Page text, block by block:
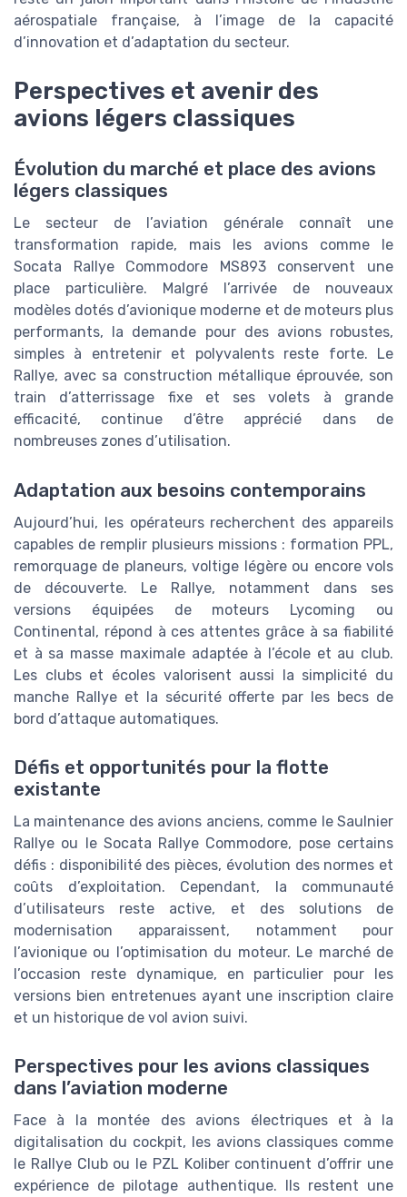
aérospatiale française, à l’image de la capacité
d’innovation et d’adaptation du secteur.
Perspectives et avenir des
avions légers classiques
Évolution du marché et place des avions
légers classiques
Le secteur de l’aviation générale connaît une
transformation rapide, mais les avions comme le
Socata Rallye Commodore MS893 conservent une
place particulière. Malgré l’arrivée de nouveaux
modèles dotés d’avionique moderne et de moteurs plus
performants, la demande pour des avions robustes,
simples à entretenir et polyvalents reste forte. Le
Rallye, avec sa construction métallique éprouvée, son
train d’atterrissage fixe et ses volets à grande
efficacité, continue d’être apprécié dans de
nombreuses zones d’utilisation.
Adaptation aux besoins contemporains
Aujourd’hui, les opérateurs recherchent des appareils
capables de remplir plusieurs missions : formation PPL,
remorquage de planeurs, voltige légère ou encore vols
de découverte. Le Rallye, notamment dans ses
versions équipées de moteurs Lycoming ou
Continental, répond à ces attentes grâce à sa fiabilité
et à sa masse maximale adaptée à l’école et au club.
Les clubs et écoles valorisent aussi la simplicité du
manche Rallye et la sécurité offerte par les becs de
bord d’attaque automatiques.
Défis et opportunités pour la flotte
existante
La maintenance des avions anciens, comme le Saulnier
Rallye ou le Socata Rallye Commodore, pose certains
défis : disponibilité des pièces, évolution des normes et
coûts d’exploitation. Cependant, la communauté
d’utilisateurs reste active, et des solutions de
modernisation apparaissent, notamment pour
l’avionique ou l’optimisation du moteur. Le marché de
l’occasion reste dynamique, en particulier pour les
versions bien entretenues ayant une inscription claire
et un historique de vol avion suivi.
Perspectives pour les avions classiques
dans l’aviation moderne
Face à la montée des avions électriques et à la
digitalisation du cockpit, les avions classiques comme
le Rallye Club ou le PZL Koliber continuent d’offrir une
expérience de pilotage authentique. Ils restent une